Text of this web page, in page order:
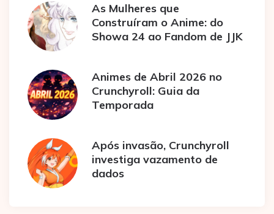
As Mulheres que
Construíram o Anime: do
Showa 24 ao Fandom de JJK
Animes de Abril 2026 no
Crunchyroll: Guia da
Temporada
Após invasão, Crunchyroll
investiga vazamento de
dados